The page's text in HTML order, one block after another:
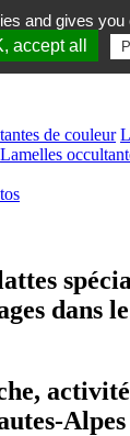
de couleur
Lamelles
dans
Alpes
and gives
accept all